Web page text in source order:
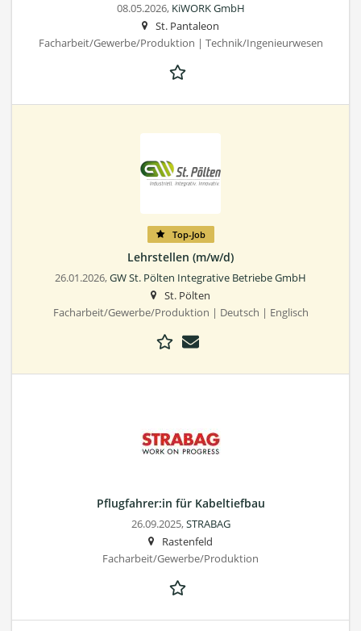
08.05.2026, KiWORK GmbH
St. Pantaleon
Facharbeit/Gewerbe/Produktion | Technik/Ingenieurwesen
Top-Job
Lehrstellen (m/w/d)
26.01.2026,GW St. Pölten Integrative Betriebe GmbH
St. Pölten
Facharbeit/Gewerbe/Produktion | Deutsch | Englisch
Pflugfahrer:in für Kabeltiefbau
26.09.2025,STRABAG
Rastenfeld
Facharbeit/Gewerbe/Produktion